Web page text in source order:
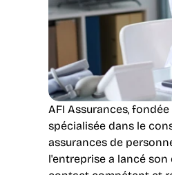
AFI Assurances,
spécialisée dans le
assurances de
l'entreprise a lancé